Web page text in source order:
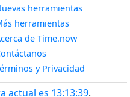
herramientas
herramientas
de Time.now
y Privacidad
actual es 13:13:40.